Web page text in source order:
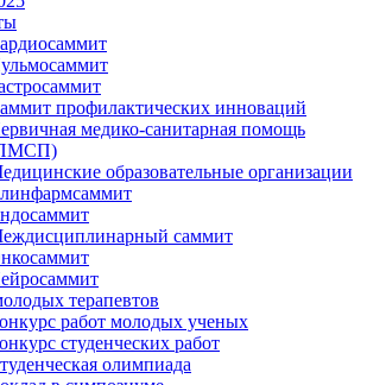
профилактических инноваций
медико-санитарная помощь
образовательные организации
саммит
терапевтов
работ молодых ученых
студенческих работ
олимпиада